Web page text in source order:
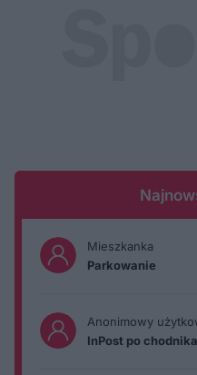
Mieszkanka
Parkowanie
Anonimowy
InPost po